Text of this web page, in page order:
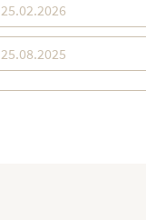
25.02.2026
25.08.2025